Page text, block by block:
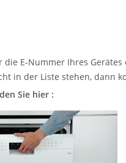
die E-Nummer Ihres
in der Liste stehen, dann
Sie hier :